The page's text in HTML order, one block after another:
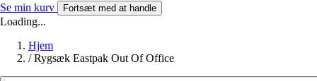
Se min kurv Fortsæt med at handle
Loading...
Hjem
/ Rygsæk Eastpak Out Of Office